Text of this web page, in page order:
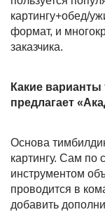
картингу+обед/
формат, и
заказчика.
Какие
предлагает
Основа
картингу. Сам
инструментом
проводится в
добавить